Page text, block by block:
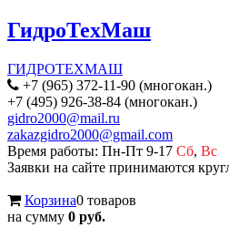
ГидроТехМаш
ГИДРОТЕХМАШ
+7 (965) 372-11-90 (многокан.)
+7 (495) 926-38-84 (многокан.)
gidro2000@mail.ru
zakazgidro2000@gmail.com
Время работы: Пн-Пт 9-17 Сб, Вс
Заявки на сайте принимаются
Корзина0 товаров
на сумму 0 руб.